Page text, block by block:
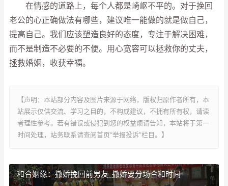
在情感的道路上，每个人都是崎岖不平的。对于挽回
老公的心正确做法有哪些，建议唯一能做的就是做自己，
提高自己。我们应该塑造良好的态度，专注于解决困难，
而不是制造不必要的不便。用心宽容可以拯救你的丈夫，
拯救婚姻，收获幸福。
【声明：本站部分内容及图片来源于网络，版权归原作者所有，本
站展示仅供交流、学习之目的，不构成建议，不拥有所有权，请读
者理性参考。若有错误或侵犯到您的权益烦请告知，本站将于第一
时间处理，站务联系请查阅首页“举报投诉”栏目。】
和合姻缘：撒娇挽回前男友_撒娇要分场合和时间